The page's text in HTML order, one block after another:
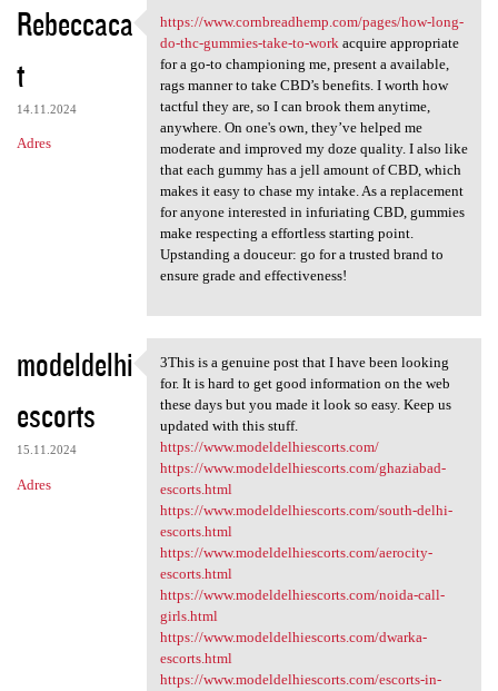
Rebeccaca
t
14.11.2024
Adres
https://www.cornbreadhemp.com
https://www.cornbreadhemp.com/pages/how-long-
do-thc-gummies-take-to-work acquire appropriate
for a go-to championing me, present a available,
rags manner to take CBD’s benefits. I worth how
tactful they are, so I can brook them anytime,
anywhere. On one's own, they’ve helped me
moderate and improved my doze quality. I also like
that each gummy has a jell amount of CBD, which
makes it easy to chase my intake. As a replacement
for anyone interested in infuriating CBD, gummies
make respecting a effortless starting point.
Upstanding a douceur: go for a trusted brand to
ensure grade and effectiveness!
modeldelhi
escorts
15.11.2024
Adres
3This is a genuine post that
3This is a genuine post that I have been looking
for. It is hard to get good information on the web
these days but you made it look so easy. Keep us
updated with this stuff.
https://www.modeldelhiescorts.com/
https://www.modeldelhiescorts.com/ghaziabad-
escorts.html
https://www.modeldelhiescorts.com/south-delhi-
escorts.html
https://www.modeldelhiescorts.com/aerocity-
escorts.html
https://www.modeldelhiescorts.com/noida-call-
girls.html
https://www.modeldelhiescorts.com/dwarka-
escorts.html
https://www.modeldelhiescorts.com/escorts-in-